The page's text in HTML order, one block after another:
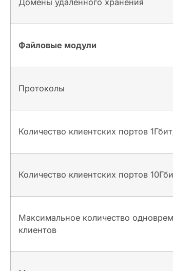
Домены удаленного хранения
Файловые модули
Протоколы
Количество клиентских портов
Количество клиентских портов
Максимальное количество
клиентов